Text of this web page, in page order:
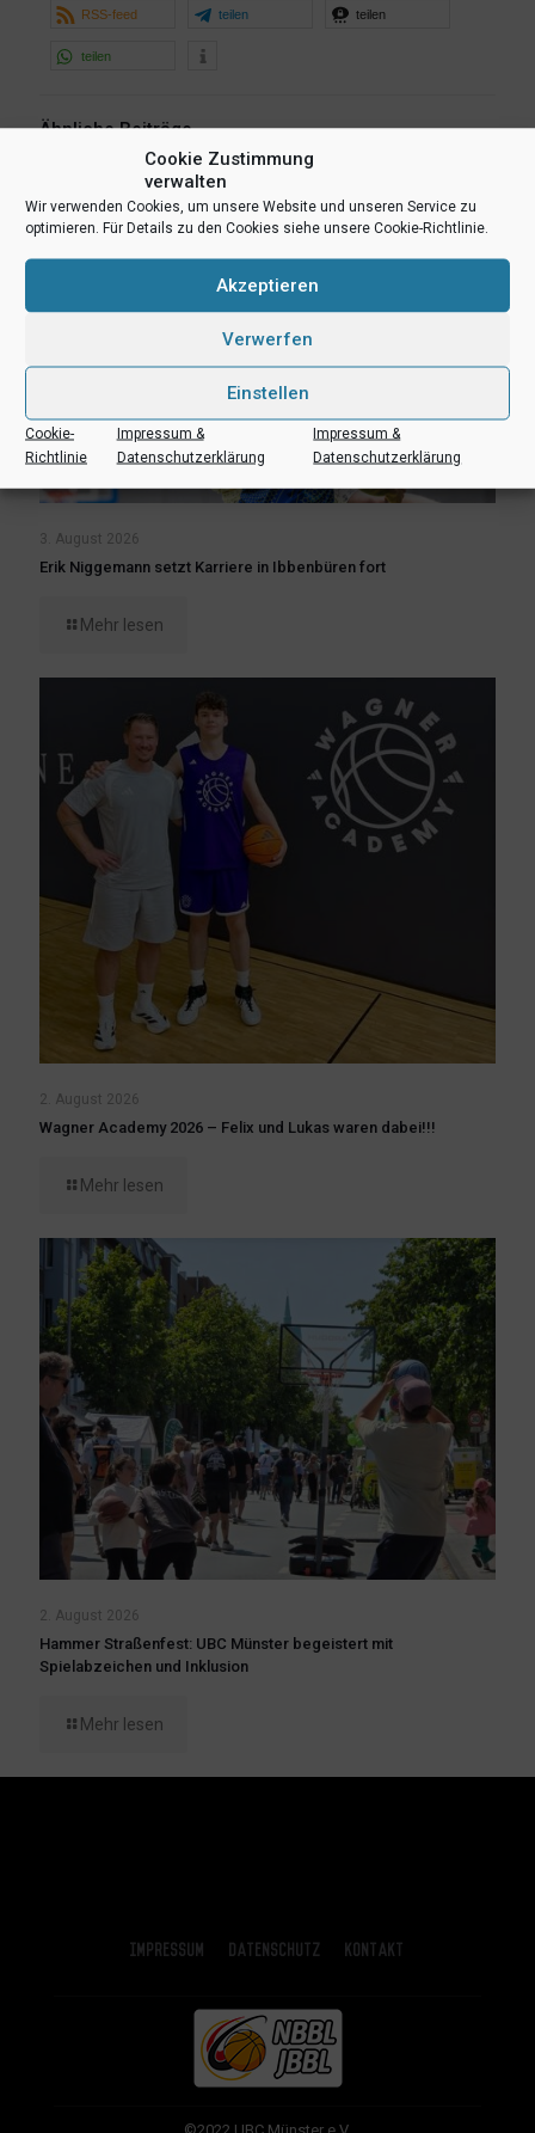
Cookie Zustimmung
verwalten
Wir verwenden Cookies, um unsere Website und unseren Service zu
optimieren. Für Details zu den Cookies siehe unsere Cookie-Richtlinie.
Akzeptieren
Verwerfen
Einstellen
Cookie-
Richtlinie
Impressum &
Datenschutzerklärung
Impressum &
Datenschutzerklärung
RSS-feed teilen teilen
teilen
Ähnliche Beiträge
3. August 2026
Erik Niggemann setzt Karriere in Ibbenbüren fort
Mehr lesen
2. August 2026
Wagner Academy 2026 – Felix und Lukas waren dabei!!!
Mehr lesen
2. August 2026
Hammer Straßenfest: UBC Münster begeistert mit
Spielabzeichen und Inklusion
Mehr lesen
Impressum Datenschutz Kontakt